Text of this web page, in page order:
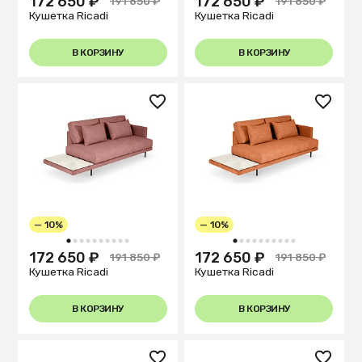
Кушетка Ricadi
В КОРЗИНУ
Кушетка Ricadi
В КОРЗИНУ
1 2 3 4 5 6 7 8 9 10
— 10%
172 650 ₽
191 850 ₽
Кушетка Ricadi
В КОРЗИНУ
1 2 3 4 5 6 7 8 9 10
— 10%
172 650 ₽
191 850 ₽
Кушетка Ricadi
В КОРЗИНУ